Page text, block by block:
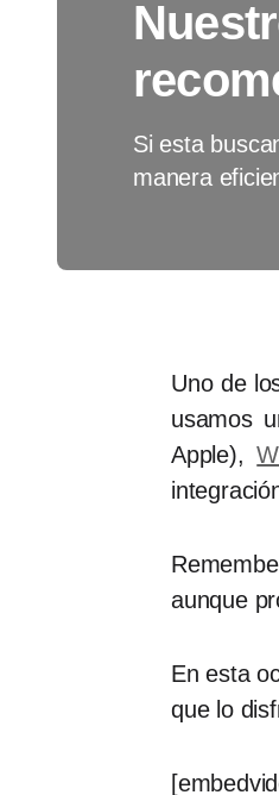
Si esta
manera
Uno de
usamos
Apple),
aunque
En esta
que lo